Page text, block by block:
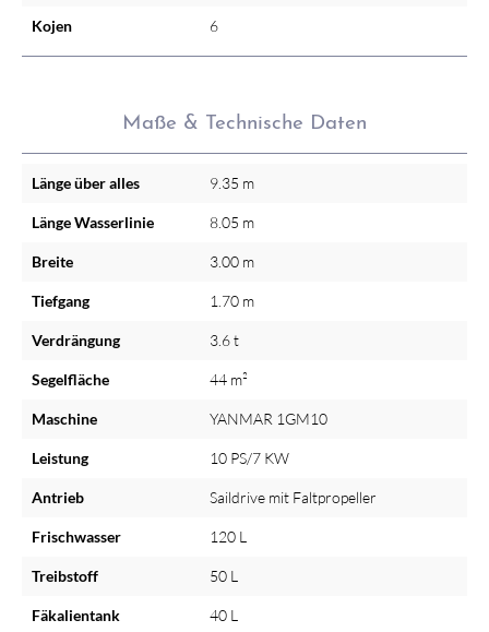
Kojen 6
Maße & Technische Daten
Länge über alles 9.35 m
Länge Wasserlinie 8.05 m
Breite 3.00 m
Tiefgang 1.70 m
Verdrängung 3.6 t
Segelfläche 44 m²
Maschine YANMAR 1GM10
Leistung 10 PS/7 KW
Antrieb Saildrive mit Faltpropeller
Frischwasser 120 L
Treibstoff 50 L
Fäkalientank 40 L